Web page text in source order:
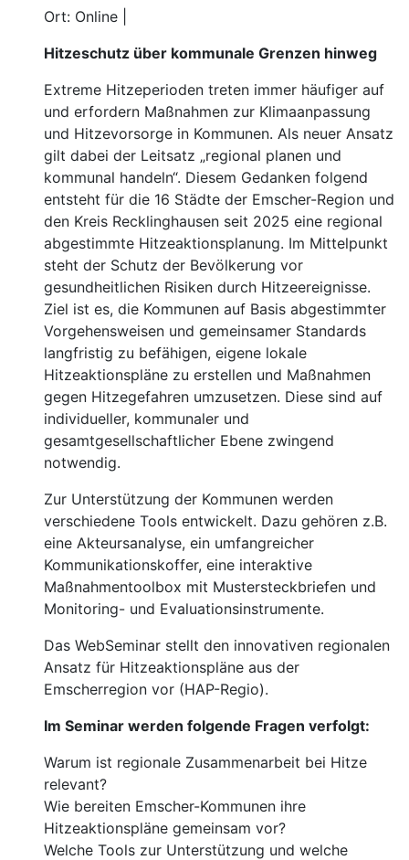
Ort: Online |
Hitzeschutz über kommunale Grenzen hinweg
Extreme Hitzeperioden treten immer häufiger auf
und erfordern Maßnahmen zur Klimaanpassung
und Hitzevorsorge in Kommunen. Als neuer Ansatz
gilt dabei der Leitsatz „regional planen und
kommunal handeln“. Diesem Gedanken folgend
entsteht für die 16 Städte der Emscher-Region und
den Kreis Recklinghausen seit 2025 eine regional
abgestimmte Hitzeaktionsplanung. Im Mittelpunkt
steht der Schutz der Bevölkerung vor
gesundheitlichen Risiken durch Hitzeereignisse.
Ziel ist es, die Kommunen auf Basis abgestimmter
Vorgehensweisen und gemeinsamer Standards
langfristig zu befähigen, eigene lokale
Hitzeaktionspläne zu erstellen und Maßnahmen
gegen Hitzegefahren umzusetzen. Diese sind auf
individueller, kommunaler und
gesamtgesellschaftlicher Ebene zwingend
notwendig.
Zur Unterstützung der Kommunen werden
verschiedene Tools entwickelt. Dazu gehören z.B.
eine Akteursanalyse, ein umfangreicher
Kommunikationskoffer, eine interaktive
Maßnahmentoolbox mit Mustersteckbriefen und
Monitoring- und Evaluationsinstrumente.
Das WebSeminar stellt den innovativen regionalen
Ansatz für Hitzeaktionspläne aus der
Emscherregion vor (HAP-Regio).
Im Seminar werden folgende Fragen verfolgt:
Warum ist regionale Zusammenarbeit bei Hitze
relevant?
Wie bereiten Emscher-Kommunen ihre
Hitzeaktionspläne gemeinsam vor?
Welche Tools zur Unterstützung und welche